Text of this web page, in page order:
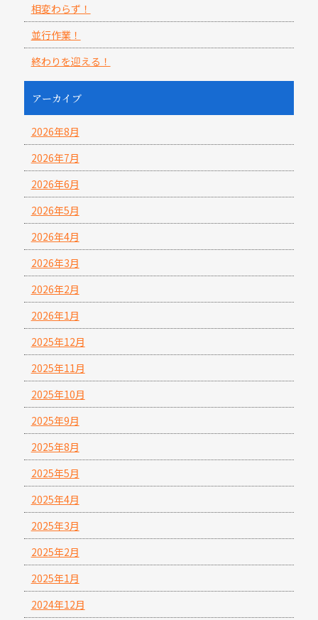
相変わらず！
並行作業！
終わりを迎える！
アーカイブ
2026年8月
2026年7月
2026年6月
2026年5月
2026年4月
2026年3月
2026年2月
2026年1月
2025年12月
2025年11月
2025年10月
2025年9月
2025年8月
2025年5月
2025年4月
2025年3月
2025年2月
2025年1月
2024年12月